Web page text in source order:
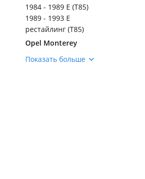
1984 - 1989 E (T85)
1989 - 1993 E
рестайлинг (T85)
Opel Monterey
1992 - 1998 1 поколение
Показать больше